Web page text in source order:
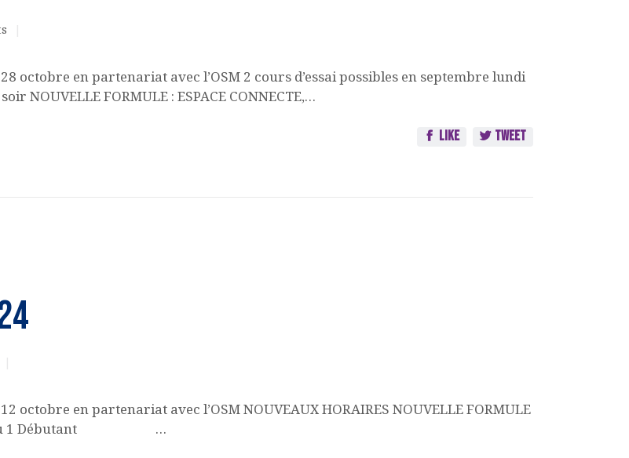
DU
octobre en partenariat avec l’OSM 2 cours d’essai possibles en septembre lundi
NOUVELLE FORMULE : ESPACE CONNECTE,…
Like Tweet
octobre en partenariat avec l’OSM NOUVEAUX HORAIRES NOUVELLE FORMULE
Niveau 1 Débutant …